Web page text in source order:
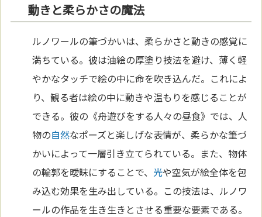
動きと柔らかさの魔法
ルノワールの筆づかいは、柔らかさと動きの感覚に
満ちている。彼は油絵の厚塗り技法を避け、薄く軽
やかなタッチで絵の中に命を吹き込んだ。これによ
り、観る者は絵の中に動きや温もりを感じることが
できる。彼の《舟遊びをする人々の昼食》では、人
物の自然なポーズと楽しげな表情が、柔らかな筆づ
かいによって一層引き立てられている。また、物体
の輪郭を曖昧にすることで、 光や空気が絵全体を包
み込む効果を生み出している。この技法は、ルノワ
ールの作品を生き生きとさせる重要な要素である。